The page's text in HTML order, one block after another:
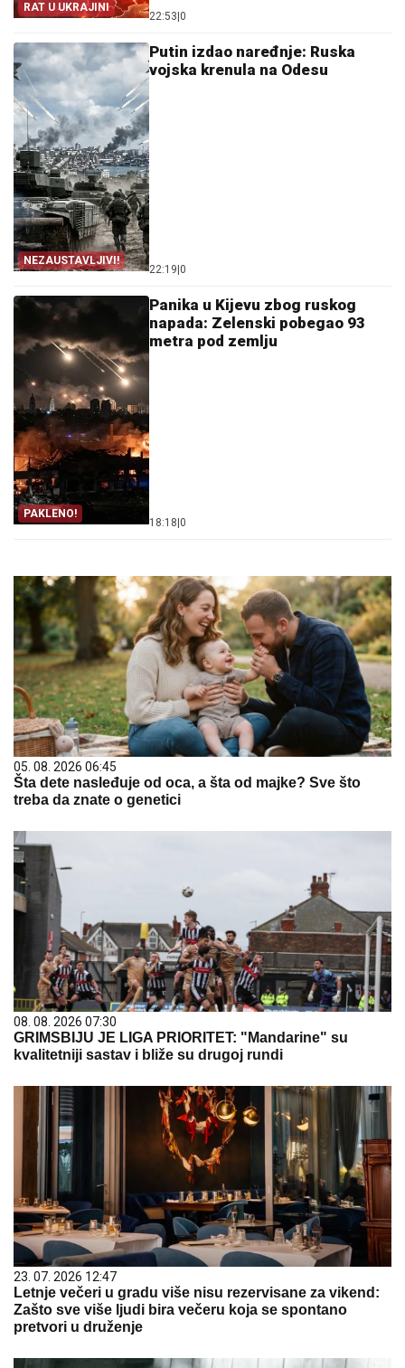
RAT U UKRAJINI
22:53 0
NEZAUSTAVLJIVI!
Putin izdao naređnje: Ruska
vojska krenula na Odesu
22:19 0
PAKLENO!
Panika u Kijevu zbog ruskog
napada: Zelenski pobegao 93
metra pod zemlju
18:18 0
05. 08. 2026 06:45
Šta dete nasleđuje od oca, a šta od majke? Sve što
treba da znate o genetici
08. 08. 2026 07:30
GRIMSBIJU JE LIGA PRIORITET: "Mandarine" su
kvalitetniji sastav i bliže su drugoj rundi
23. 07. 2026 12:47
Letnje večeri u gradu više nisu rezervisane za vikend:
Zašto sve više ljudi bira večeru koja se spontano
pretvori u druženje